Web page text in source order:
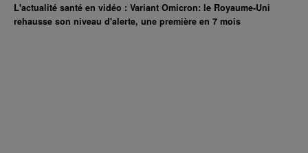
L'actualité santé en vidéo : Variant Omicron: le Royaume-Uni
rehausse son niveau d'alerte, une première en 7 mois